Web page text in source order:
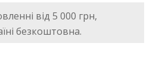
від 5 000 грн,
безкоштовна.